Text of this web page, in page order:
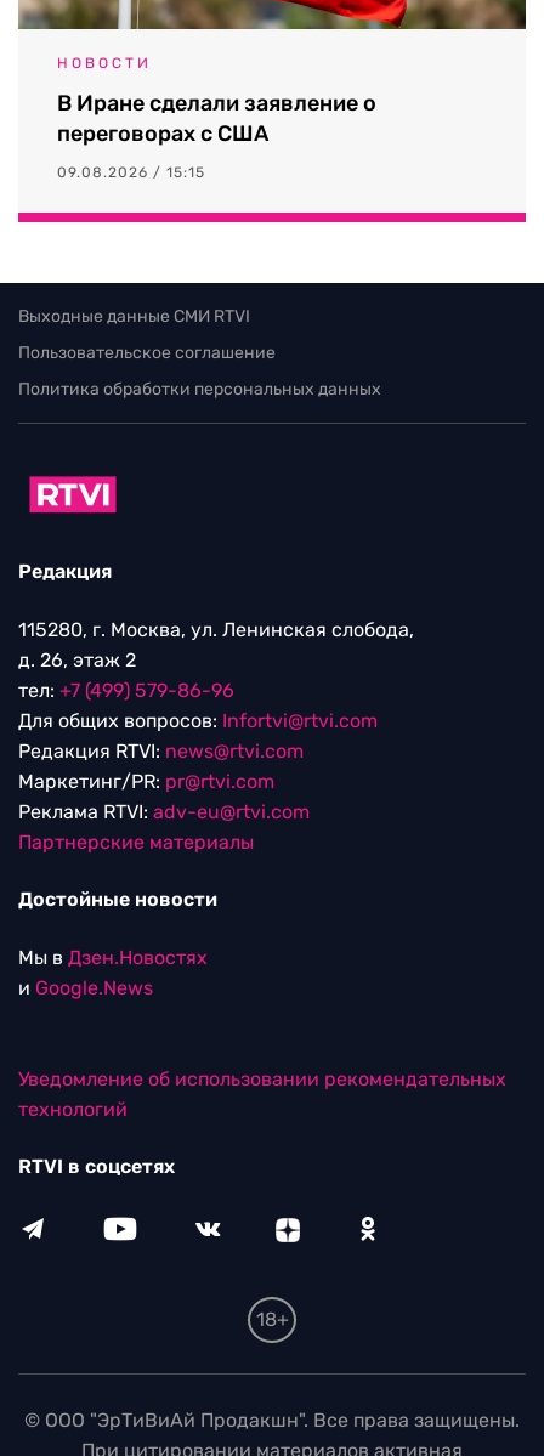
НОВОСТИ
В Иране сделали заявление о
переговорах с США
09.08.2026 / 15:15
Выходные данные СМИ RTVI
Пользовательское соглашение
Политика обработки персональных данных
Редакция
115280, г. Москва, ул. Ленинская слобода,
д. 26, этаж 2
тел: +7 (499) 579-86-96
Для общих вопросов: Infortvi@rtvi.com
Редакция RTVI: news@rtvi.com
Маркетинг/PR: pr@rtvi.com
Реклама RTVI: adv-eu@rtvi.com
Партнерские материалы
Достойные новости
Мы в Дзен.Новостях
и Google.News
Уведомление об использовании рекомендательных
технологий
RTVI в соцсетях
18+
© ООО "ЭрТиВиАй Продакшн". Все права защищены.
При цитировании материалов активная